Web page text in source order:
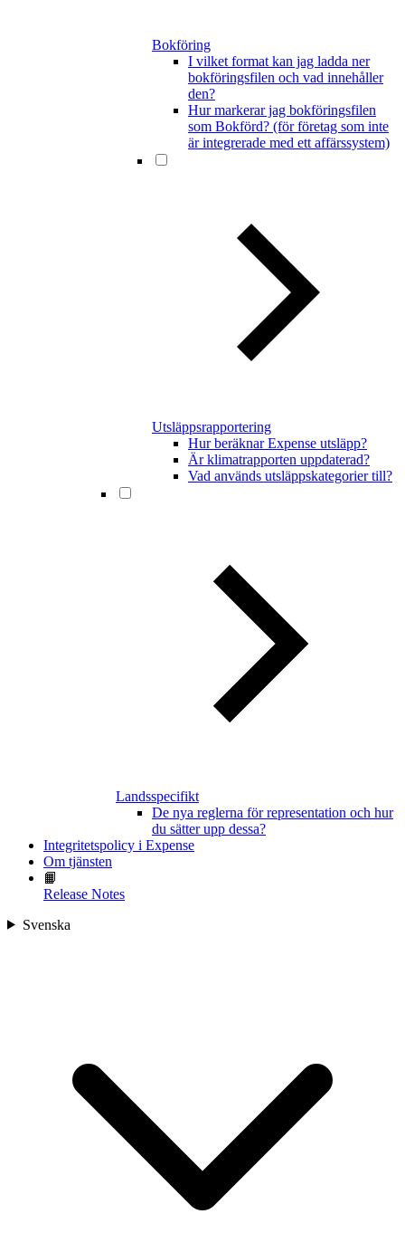
Bokföring
I vilket format kan jag ladda ner
bokföringsfilen och vad innehåller
den?
Hur markerar jag bokföringsfilen
som Bokförd? (för företag som inte
är integrerade med ett affärssystem)
Utsläppsrapportering
Hur beräknar Expense utsläpp?
Är klimatrapporten uppdaterad?
Vad används utsläppskategorier till?
Landsspecifikt
De nya reglerna för representation och hur
du sätter upp dessa?
Integritetspolicy i Expense
Om tjänsten
📙
Release Notes
Svenska